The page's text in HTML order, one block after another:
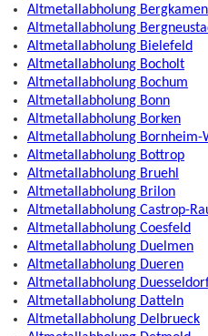
Altmetallabholung Bergkamen
Altmetallabholung
Altmetallabholung Bielefeld
Altmetallabholung Bocholt
Altmetallabholung Bochum
Altmetallabholung Bonn
Altmetallabholung Borken
Altmetallabholung Bornheim-
Altmetallabholung Bottrop
Altmetallabholung Bruehl
Altmetallabholung Brilon
Altmetallabholung Castrop-
Altmetallabholung Coesfeld
Altmetallabholung Duelmen
Altmetallabholung Dueren
Altmetallabholung
Altmetallabholung Datteln
Altmetallabholung Delbrueck